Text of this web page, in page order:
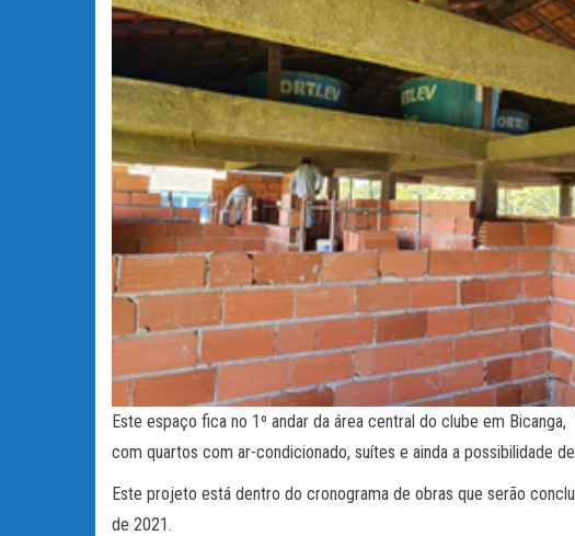
Este espaço fica no 1º andar da área central do clube em
com quartos com ar-condicionado, suítes e ainda a possibilidade
Este projeto está dentro do cronograma de obras que serão
de 2021.